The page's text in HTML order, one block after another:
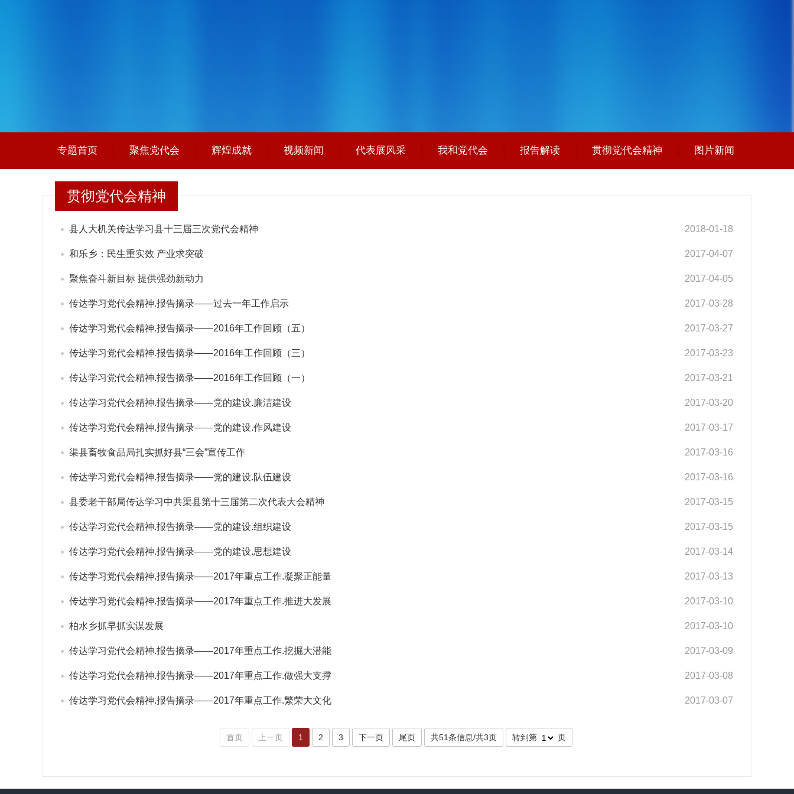
专题首页 | 聚焦党代会 | 辉煌成就 | 视频新闻 | 代表展风采 | 我和党代会 | 报告解读 | 贯彻党代会精神 | 图片新闻
贯彻党代会精神
2018-01-18
县人大机关传达学习县十三届三次党代会精神
2017-04-07
和乐乡：民生重实效 产业求突破
2017-04-05
聚焦奋斗新目标 提供强劲新动力
2017-03-28
传达学习党代会精神.报告摘录——过去一年工作启示
2017-03-27
传达学习党代会精神.报告摘录——2016年工作回顾（五）
2017-03-23
传达学习党代会精神.报告摘录——2016年工作回顾（三）
2017-03-21
传达学习党代会精神.报告摘录——2016年工作回顾（一）
2017-03-20
传达学习党代会精神.报告摘录——党的建设.廉洁建设
2017-03-17
传达学习党代会精神.报告摘录——党的建设.作风建设
2017-03-16
渠县畜牧食品局扎实抓好县“三会”宣传工作
2017-03-16
传达学习党代会精神.报告摘录——党的建设.队伍建设
2017-03-15
县委老干部局传达学习中共渠县第十三届第二次代表大会精神
2017-03-15
传达学习党代会精神.报告摘录——党的建设.组织建设
2017-03-14
传达学习党代会精神.报告摘录——党的建设.思想建设
2017-03-13
传达学习党代会精神.报告摘录——2017年重点工作.凝聚正能量
2017-03-10
传达学习党代会精神.报告摘录——2017年重点工作.推进大发展
2017-03-10
柏水乡抓早抓实谋发展
2017-03-09
传达学习党代会精神.报告摘录——2017年重点工作.挖掘大潜能
2017-03-08
传达学习党代会精神.报告摘录——2017年重点工作.做强大支撑
2017-03-07
传达学习党代会精神.报告摘录——2017年重点工作.繁荣大文化
首页 上一页 1 2 3 下一页 尾页 共51条信息/共3页 转到第 页